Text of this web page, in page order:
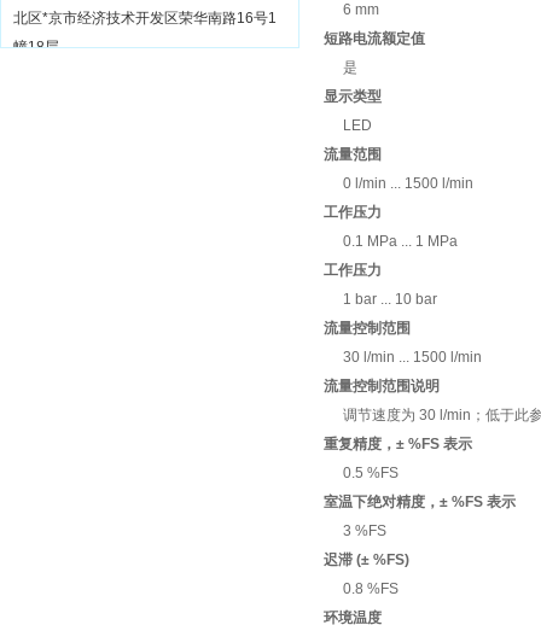
北区*京市经济技术开发区荣华南路16号1
幢18层
6 mm
短路电流额定值
是
显示类型
LED
流量范围
0 l/min ... 1500 l/min
工作压力
0.1 MPa ... 1 MPa
工作压力
1 bar ... 10 bar
流量控制范围
30 l/min ... 1500 l/min
流量控制范围说明
调节速度为 30 l/min；低于此
重复精度，± %FS 表示
0.5 %FS
室温下绝对精度，± %FS 表示
3 %FS
迟滞 (± %FS)
0.8 %FS
环境温度